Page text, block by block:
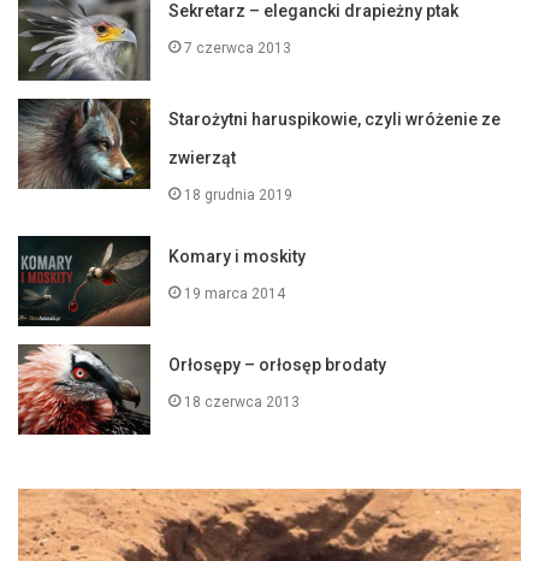
Sekretarz – elegancki drapieżny ptak
7 czerwca 2013
Starożytni haruspikowie, czyli wróżenie ze
zwierząt
18 grudnia 2019
Komary i moskity
19 marca 2014
Orłosępy – orłosęp brodaty
18 czerwca 2013